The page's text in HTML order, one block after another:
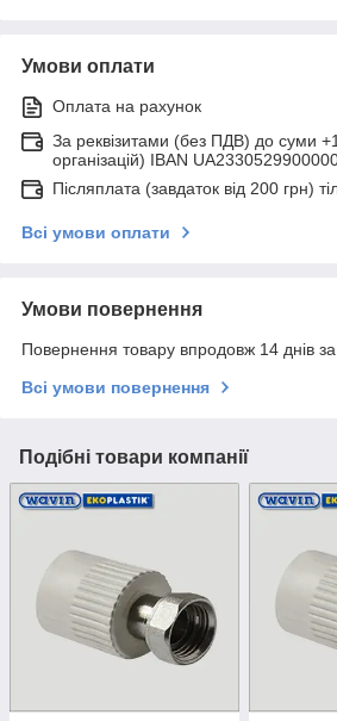
Умови оплати
Оплата на рахунок
За реквізитами (без ПДВ) до суми
організацій) IBAN
Післяплата (завдаток від 200 грн)
Всі умови оплати
Умови повернення
Повернення товару впродовж 14 днів
Всі умови повернення
Подібні товари компанії